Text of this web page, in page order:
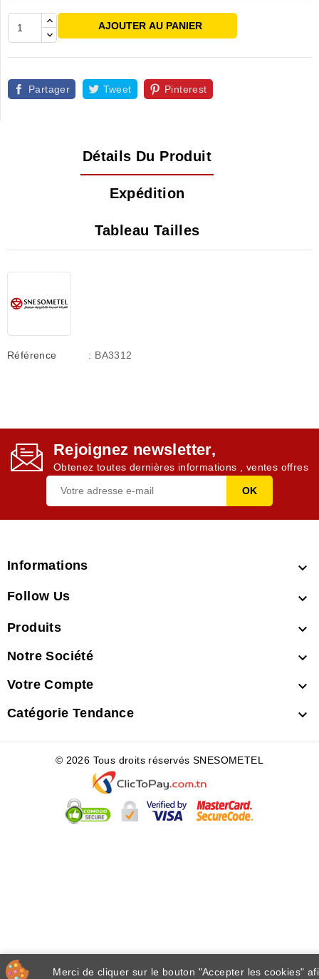
AJOUTER AU PANIER
Partager Tweet Pinterest
Détails Du Produit
Expédition
Tableau Tailles
Référence : BA3312
Rejoignez newsletter,
Obtenez toutes dernières informations , ventes offres
Informations 
Follow Us 
Produits 
Notre Société 
Votre Compte 
Catégorie Tendance 
Merci de cliquer sur le bouton "Accepter les cookies"
© 2026 Tous droits réservés SNESOMETEL